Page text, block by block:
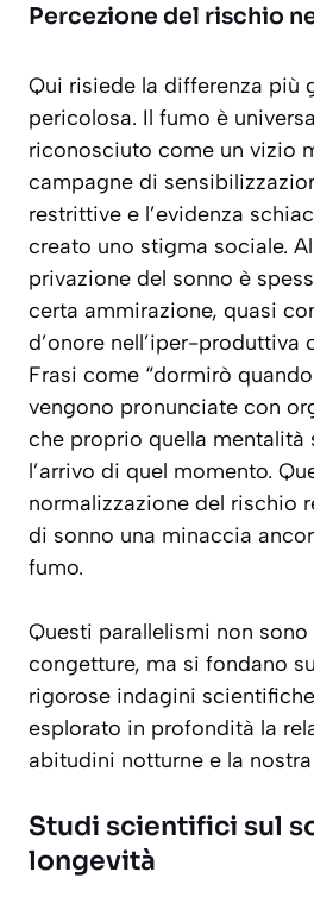
Percezione del rischio
Qui risiede la differenza più
pericolosa. Il fumo è
riconosciuto come un vizio
campagne di
restrittive e l’evidenza
creato uno stigma sociale.
privazione del sonno è
certa ammirazione, quasi
d’onore nell’iper-produttiva
Frasi come “dormirò
vengono pronunciate con
che proprio quella mentalità
l’arrivo di quel momento.
normalizzazione del rischio
di sonno una minaccia
fumo.
Questi parallelismi non
congetture, ma si fondano
rigorose indagini
esplorato in profondità la
abitudini notturne e la
Studi scientifici sul
longevità